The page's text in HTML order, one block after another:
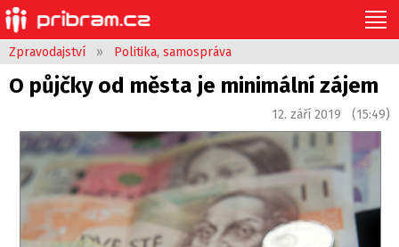
Zpravodajství » Politika, samospráva
O půjčky od města je minimální zájem
12. září 2019 (15:49)